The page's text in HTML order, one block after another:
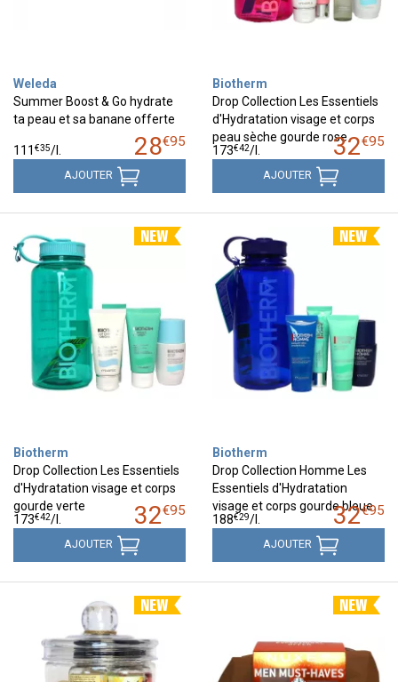
Weleda
Summer Boost & Go hydrate
ta peau et sa banane offerte
28€95
111 €35/l.
AJOUTER
Biotherm
Drop Collection Les Essentiels
d'Hydratation visage et corps
peau sèche gourde rose32€95
173€42/l.
AJOUTER
Biotherm
Drop Collection Les Essentiels
d'Hydratation visage et corps
gourde verte
32€95
173€42/l.
AJOUTER
Biotherm
Drop Collection Homme Les
Essentiels d'Hydratation
visage et corps gourde bleue
32€95
188€29/l.
AJOUTER